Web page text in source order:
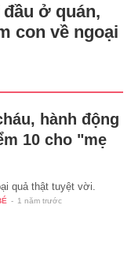
ở quán,
con về ngoại
hành động
10 cho "mẹ
quả thật tuyệt vời.
- 1 năm trước